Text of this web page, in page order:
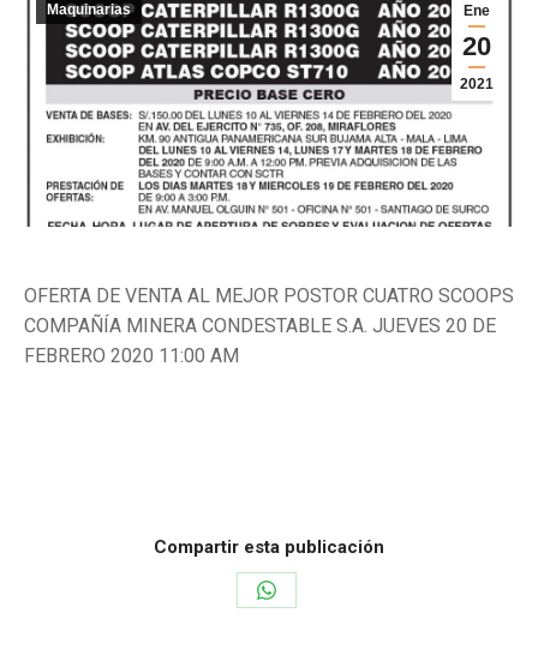
Ene
20
2021
Maquinarias
OFERTA DE VENTA AL MEJOR POSTOR CUATRO SCOOPS
COMPAÑÍA MINERA CONDESTABLE S.A. JUEVES 20 DE
FEBRERO 2020 11:00 AM
Compartir esta publicación